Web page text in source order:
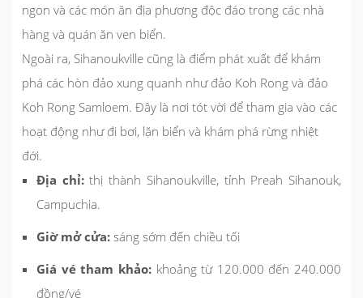
ngon và các món ăn địa phương độc đáo trong các nhà
hàng và quán ăn ven biển.
Ngoài ra, Sihanoukville cũng là điểm phát xuất để khám
phá các hòn đảo xung quanh như đảo Koh Rong và đảo
Koh Rong Samloem. Đây là nơi tót vời để tham gia vào các
hoạt động như đi bơi, lặn biển và khám phá rừng nhiệt
đới.
Địa chỉ: thị thành Sihanoukville, tỉnh Preah Sihanouk,
Campuchia.
Giờ mở cửa: sáng sớm đến chiều tối
Giá vé tham khảo: khoảng từ 120.000 đến 240.000
đồng/vé